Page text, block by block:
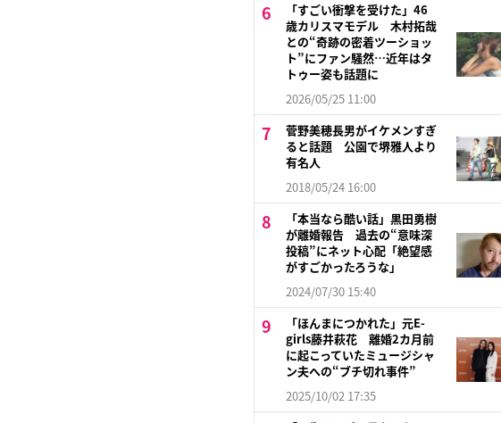
「すごい衝撃を受けた」46
歳カリスマモデル 木村拓哉
との“奇跡の密着ツーショッ
ト”にファン騒然…近年はタ
トゥー姿も話題に
2026/05/25 11:00
菅野美穂長男がイケメンすぎ
ると話題 公園で堺雅人より
有名人
2018/05/24 16:00
「本当なら酷い話」黒田勇樹
が離婚報告 過去の“意味深
投稿”にネット心配「絶望感
がすごかったろうな」
2024/07/30 15:40
「ほんまにつかれた」元E-
girls藤井萩花 離婚2カ月前
に起こっていたミュージシャ
ン夫への“ブチ切れ事件”
2025/10/02 17:35